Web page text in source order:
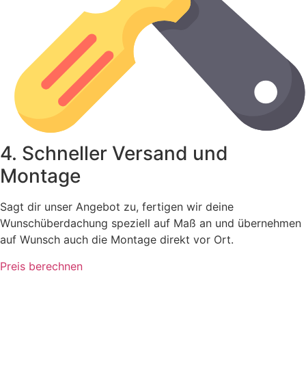
4. Schneller Versand und
Montage
Sagt dir unser Angebot zu, fertigen wir deine
Wunschüberdachung speziell auf Maß an und übernehmen
auf Wunsch auch die Montage direkt vor Ort.
Preis berechnen